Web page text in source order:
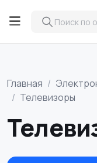
Главная
Телевизоры